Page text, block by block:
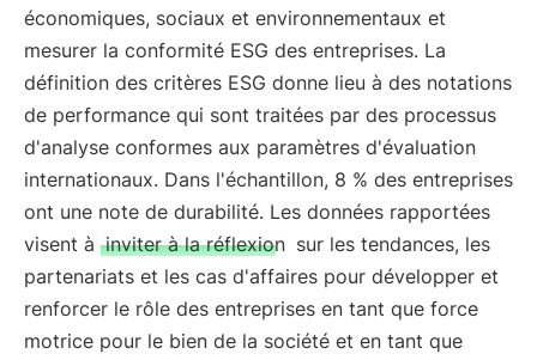
économiques, sociaux et environnementaux et
mesurer la conformité ESG des entreprises. La
définition des critères ESG donne lieu à des notations
de performance qui sont traitées par des processus
d'analyse conformes aux paramètres d'évaluation
internationaux. Dans l'échantillon, 8 % des entreprises
ont une note de durabilité. Les données rapportées
visent à inviter à la réflexion sur les tendances, les
partenariats et les cas d'affaires pour développer et
renforcer le rôle des entreprises en tant que force
motrice pour le bien de la société et en tant que